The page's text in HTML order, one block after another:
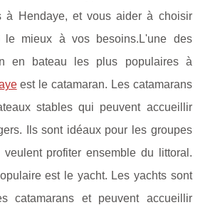
à Hendaye, et vous aider à choisir
le mieux à vos besoins.L'une des
en bateau les plus populaires à
est le catamaran. Les catamarans
stables qui peuvent accueillir
Ils sont idéaux pour les groupes
profiter ensemble du littoral.
est le yacht. Les yachts sont
catamarans et peuvent accueillir